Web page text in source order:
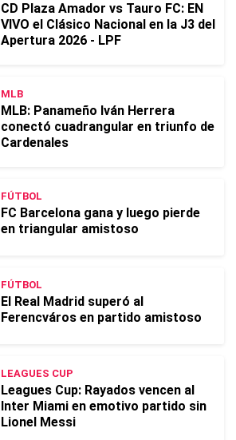
CD Plaza Amador vs Tauro FC: EN
VIVO el Clásico Nacional en la J3 del
Apertura 2026 - LPF
MLB
MLB: Panameño Iván Herrera
conectó cuadrangular en triunfo de
Cardenales
FÚTBOL
FC Barcelona gana y luego pierde
en triangular amistoso
FÚTBOL
El Real Madrid superó al
Ferencváros en partido amistoso
LEAGUES CUP
Leagues Cup: Rayados vencen al
Inter Miami en emotivo partido sin
Lionel Messi